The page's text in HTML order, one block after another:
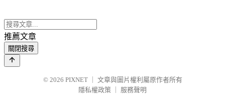
推薦文章
關閉搜尋
© 2026 PIXNET
文章與圖片權利屬原作者所有
隱私權政策
服務聲明